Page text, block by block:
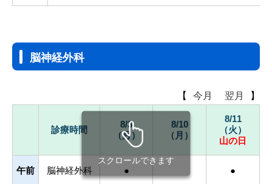
脳神経外科
【 今月 翌月 】
スクロールできます
診療時間
8/3
（月）
8/10
（月）
8/11
（火）
山の日
午前 脳神経外科 ● ●